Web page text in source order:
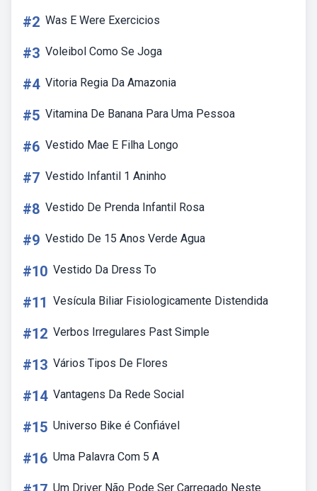
#2 Was E Were Exercicios
#3 Voleibol Como Se Joga
#4 Vitoria Regia Da Amazonia
#5 Vitamina De Banana Para Uma Pessoa
#6 Vestido Mae E Filha Longo
#7 Vestido Infantil 1 Aninho
#8 Vestido De Prenda Infantil Rosa
#9 Vestido De 15 Anos Verde Agua
#10 Vestido Da Dress To
#11 Vesícula Biliar Fisiologicamente Distendida
#12 Verbos Irregulares Past Simple
#13 Vários Tipos De Flores
#14 Vantagens Da Rede Social
#15 Universo Bike é Confiável
#16 Uma Palavra Com 5 A
Um Driver Não Pode Ser Carregado Neste